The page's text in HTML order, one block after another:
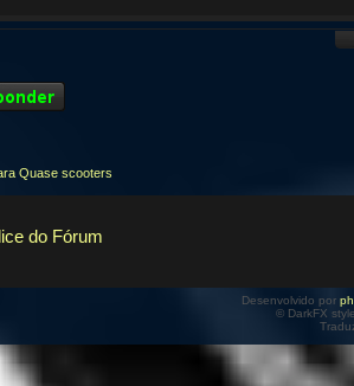
Quase scooters
do Fórum
Desenvolvido por
© DarkFX